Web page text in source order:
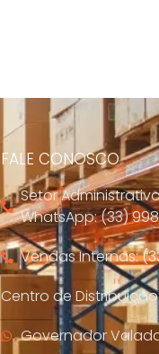
FALE CONOSCO
Setor
WhatsApp: (33)
Vendas Internas:
Centro de
Governador